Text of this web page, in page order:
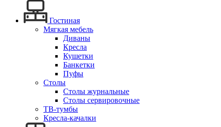
Гостиная
Мягкая мебель
Диваны
Кресла
Кушетки
Банкетки
Пуфы
Столы
Столы журнальные
Столы сервировочные
ТВ-тумбы
Кресла-качалки